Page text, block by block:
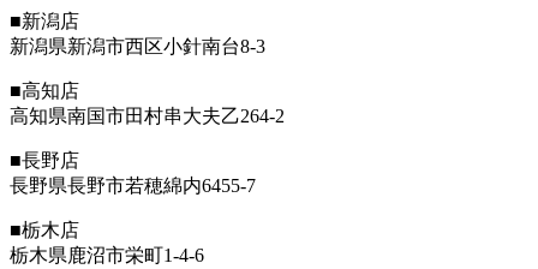
■新潟店
新潟県新潟市西区小針南台8-3
■高知店
高知県南国市田村串大夫乙264-2
■長野店
長野県長野市若穂綿内6455-7
■栃木店
栃木県鹿沼市栄町1-4-6